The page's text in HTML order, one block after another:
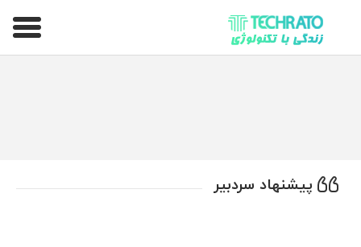
تکراتو – زندگی با تکنولوژی
پیشنهاد سردبیر